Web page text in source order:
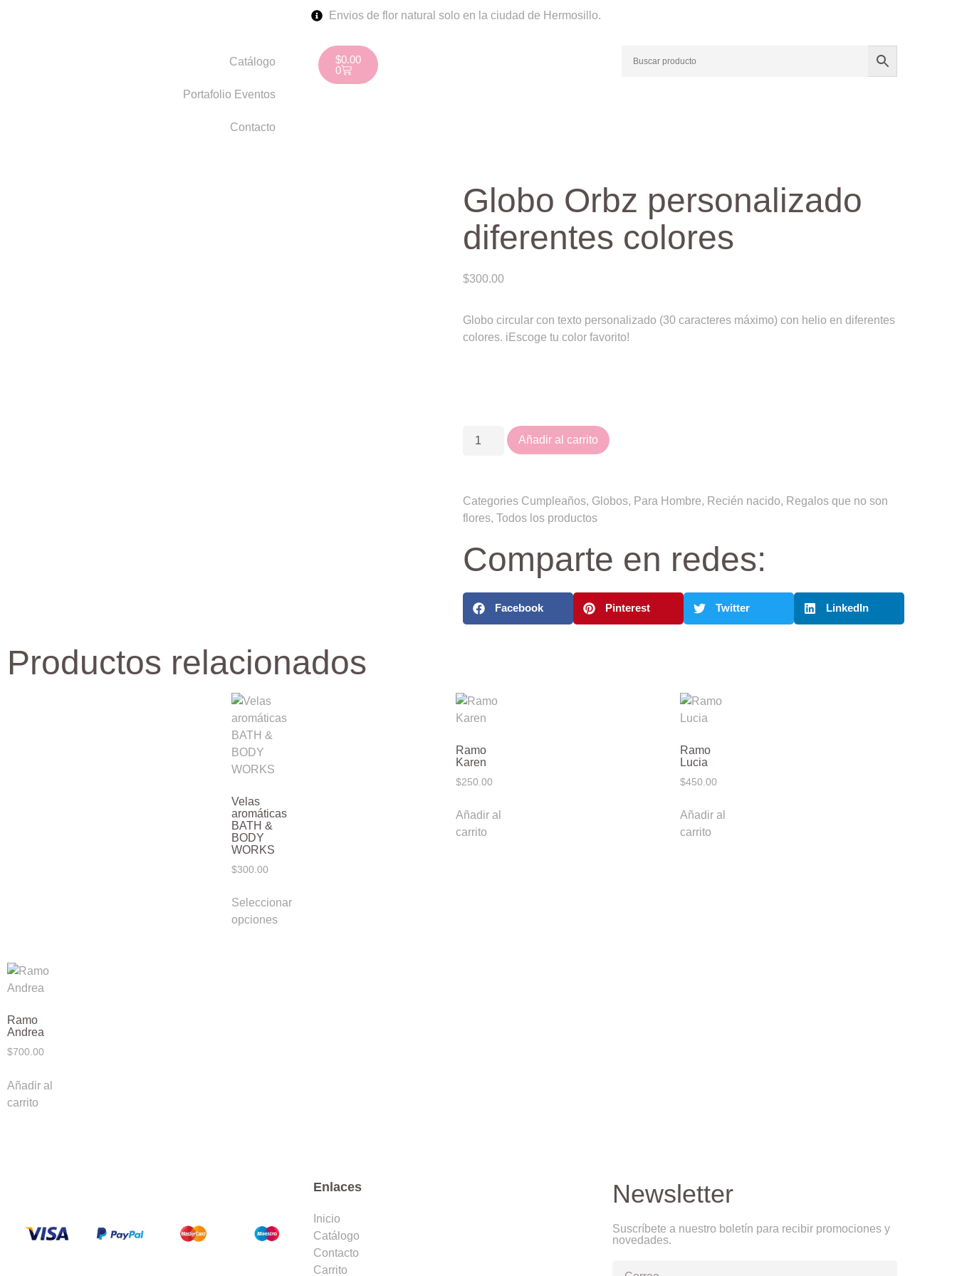
Envios de flor natural solo en la ciudad de Hermosillo.
Catálogo
Portafolio Eventos
Contacto
$0.00
0
Globo Orbz personalizado
diferentes colores
$300.00
Globo circular con texto personalizado (30 caracteres máximo) con helio en diferentes
colores. iEscoge tu color favorito!
Añadir al carrito
Categories Cumpleaños, Globos, Para Hombre, Recién nacido, Regalos que no son
flores, Todos los productos
Comparte en redes:
Facebook Pinterest Twitter LinkedIn
Productos relacionados
Velas
aromáticas
BATH &
BODY
WORKS
$300.00
Seleccionar
opciones
Ramo
Karen
$250.00
Añadir al
carrito
Ramo
Lucia
$450.00
Añadir al
carrito
Ramo
Andrea
$700.00
Añadir al
carrito
Enlaces
Inicio
Catálogo
Contacto
Carrito
Newsletter
Suscríbete a nuestro boletín para recibir promociones y
novedades.